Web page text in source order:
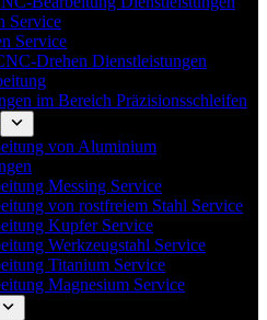
Service
Service
Drehen Dienstleistungen
im Bereich Präzisionsschleifen
von Aluminium
Messing Service
von rostfreiem Stahl Service
Kupfer Service
Werkzeugstahl Service
Titanium Service
Magnesium Service